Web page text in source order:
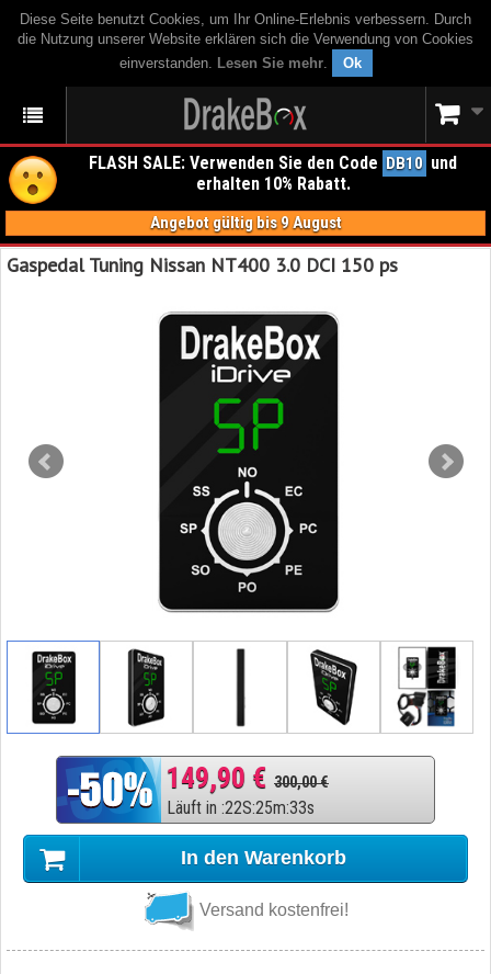
Diese Seite benutzt Cookies, um Ihr Online-Erlebnis verbessern. Durch
die Nutzung unserer Website erklären sich die Verwendung von Cookies
einverstanden. Lesen Sie mehr. Ok
FLASH SALE: Verwenden Sie den Code DB10 und
erhalten 10% Rabatt.
Angebot gültig bis 9 August
Gaspedal Tuning Nissan NT400 3.0 DCI 150 ps
149,90 € 300,00 €
Läuft in :22S:25m:32s
In den Warenkorb
Versand kostenfrei!